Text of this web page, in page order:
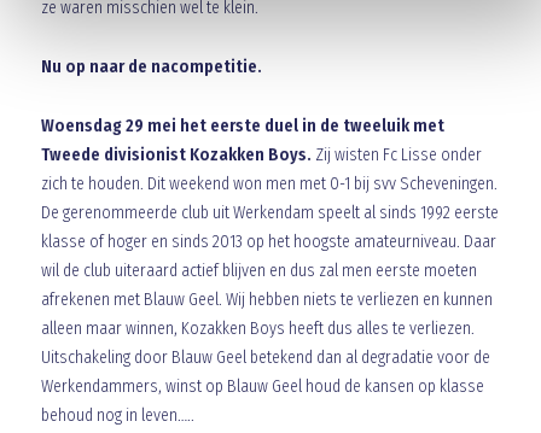
ze waren misschien wel te klein.
Nu op naar de nacompetitie.
Woensdag 29 mei het eerste duel in de tweeluik met
Tweede divisionist Kozakken Boys. Zij wisten Fc Lisse onder
zich te houden. Dit weekend won men met 0-1 bij svv Scheveningen.
De gerenommeerde club uit Werkendam speelt al sinds 1992 eerste
klasse of hoger en sinds 2013 op het hoogste amateurniveau. Daar
wil de club uiteraard actief blijven en dus zal men eerste moeten
afrekenen met Blauw Geel. Wij hebben niets te verliezen en kunnen
alleen maar winnen, Kozakken Boys heeft dus alles te verliezen.
Uitschakeling door Blauw Geel betekend dan al degradatie voor de
Werkendammers, winst op Blauw Geel houd de kansen op klasse
behoud nog in leven…..